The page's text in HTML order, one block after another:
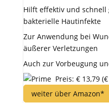
Hilft effektiv und
bakterielle Hautinfekte
Zur Anwendung bei
äußerer Verletzungen
Auch zur Vorbeugung
Preis: € 13,79
weiter über Amazon*